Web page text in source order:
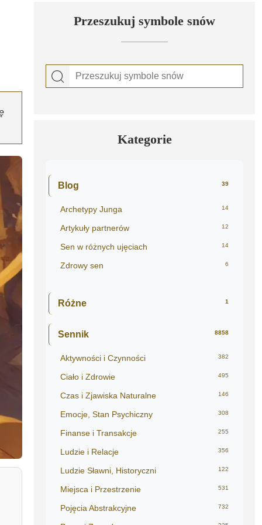
Przeszukuj symbole snów
Kategorie
Blog 39
Archetypy Junga 14
Artykuły partnerów 12
Sen w różnych ujęciach 14
Zdrowy sen 6
Różne 1
Sennik 8858
Aktywności i Czynności 382
Ciało i Zdrowie 495
Czas i Zjawiska Naturalne 146
Emocje, Stan Psychiczny 308
Finanse i Transakcje 255
Ludzie i Relacje 356
Ludzie Sławni, Historyczni 122
Miejsca i Przestrzenie 531
Pojęcia Abstrakcyjne 732